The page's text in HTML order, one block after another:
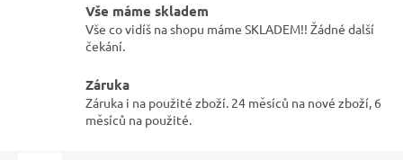
Vše máme skladem
Vše co vidíš na shopu máme SKLADEM!! Žádné další
čekání.
Záruka
Záruka i na použité zboží. 24 měsíců na nové zboží, 6
měsíců na použité.